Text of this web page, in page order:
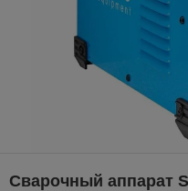
Сварочный аппарат